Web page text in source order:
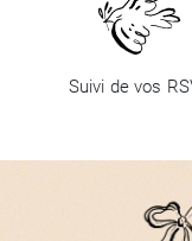
Suivi de vos